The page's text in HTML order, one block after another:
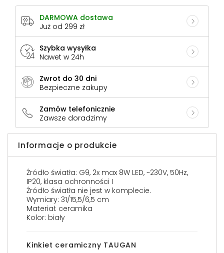
DARMOWA dostawa
Już od 299 zł
Szybka wysyłka
Nawet w 24h
Zwrot do 30 dni
Bezpieczne zakupy
Zamów telefonicznie
Zawsze doradzimy
Informacje o produkcie
Źródło światła: G9, 2x max 8W LED, ~230V, 50Hz,
IP20, klasa ochronności I
Źródło światła nie jest w komplecie.
Wymiary: 31/15,5/6,5 cm
Materiał: ceramika
Kolor: biały
Kinkiet ceramiczny TAUGAN